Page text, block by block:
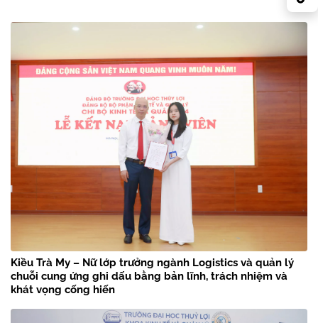
Kiều Trà My – Nữ lớp trưởng ngành Logistics và quản lý
chuỗi cung ứng ghi dấu bằng bản lĩnh, trách nhiệm và
khát vọng cống hiến